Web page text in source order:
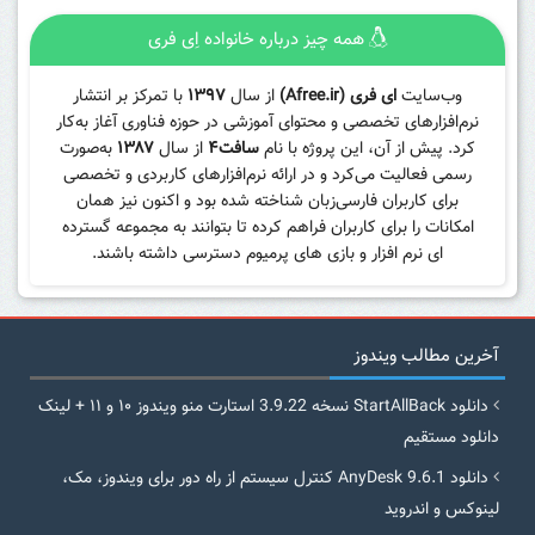
همه چیز درباره خانواده اِی فری
وب‌سایتای فری (Afree.ir) از سال۱۳۹۷ با تمرکز بر انتشار
نرم‌افزارهای تخصصی و محتوای آموزشی در حوزه فناوری آغاز به‌کار
کرد. پیش از آن، این پروژه با نامسافت۴ از سال۱۳۸۷ به‌صورت
رسمی فعالیت می‌کرد و در ارائه نرم‌افزارهای کاربردی و تخصصی
برای کاربران فارسی‌زبان شناخته شده بود و اکنون نیز همان
امکانات را برای کاربران فراهم کرده تا بتوانند به مجموعه گسترده
ای نرم افزار و بازی های پرمیوم دسترسی داشته باشند.
آخرین مطالب ویندوز
دانلود StartAllBack نسخه 3.9.22 استارت منو ویندوز ۱۰ و ۱۱ + لینک
دانلود مستقیم
دانلود AnyDesk 9.6.1 کنترل سیستم از راه دور برای ویندوز، مک،
لینوکس و اندروید